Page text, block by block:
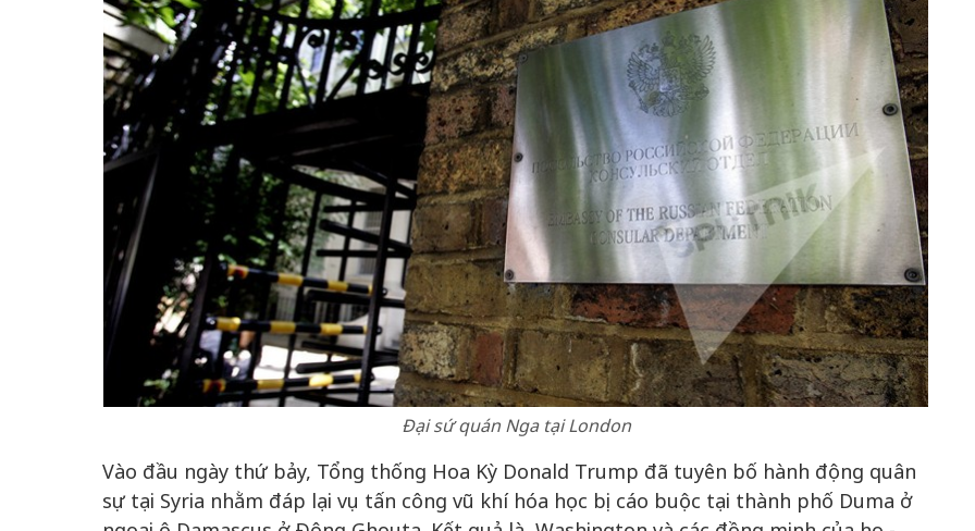
Đại sứ quán Nga tại London
Vào đầu ngày thứ bảy, Tổng thống Hoa Kỳ Donald Trump đã tuyên bố hành động quân
sự tại Syria nhằm đáp lại vụ tấn công vũ khí hóa học bị cáo buộc tại thành phố Duma ở